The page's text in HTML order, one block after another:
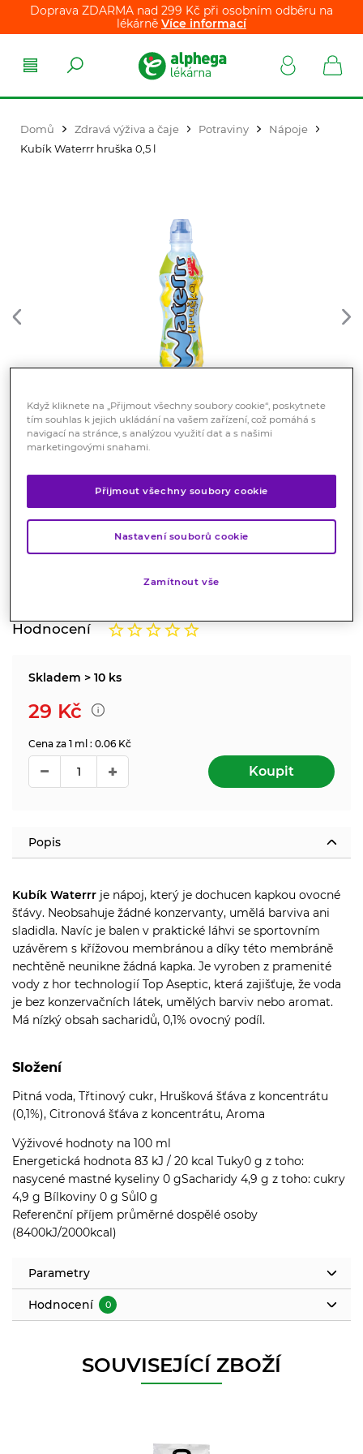
Doprava ZDARMA nad 299 Kč při osobním odběru na
lékárně Více informací
Domů Zdravá výživa a čaje Potraviny
Nápoje
Kubík Waterrr hruška 0,5 l
Kubík Waterrr hruška 0,5 l
Potraviny
Kubík Waterrr je dochucen kapkou ovocné šťávy.
Neobsahuje žádné konzervanty, umělá barviva ani
Hodnocení
Skladem > 10 ks
29 Kč
Cena za 1 ml : 0.06 Kč
Koupit
Popis
Kubík Waterrr je nápoj, který je dochucen kapkou ovocné
šťávy. Neobsahuje žádné konzervanty, umělá barviva ani
sladidla. Navíc je balen v praktické láhvi se sportovním
uzávěrem s křížovou membránou a díky této membráně
nechtěně neunikne žádná kapka. Je vyroben z pramenité
vody z hor technologií Top Aseptic, která zajišťuje, že voda
je bez konzervačních látek, umělých barviv nebo aromat.
Má nízký obsah sacharidů, 0,1% ovocný podíl.
Složení
Pitná voda, Třtinový cukr, Hrušková šťáva z koncentrátu
(0,1%), Citronová šťáva z koncentrátu, Aroma
Výživové hodnoty na 100 ml
Energetická hodnota 83 kJ / 20 kcal Tuky0 g z toho:
nasycené mastné kyseliny 0 gSacharidy 4,9 g z toho: cukry
4,9 g Bílkoviny 0 g Sůl0 g
Referenční příjem průměrné dospělé osoby
(8400kJ/2000kcal)
Parametry
Hodnocení 0
SOUVISEJÍCÍ ZBOŽÍ
Když kliknete na „Přijmout všechny soubory cookie“, poskytnete
tím souhlas k jejich ukládání na vašem zařízení, což pomáhá s
navigací na stránce, s analýzou využití dat a s našimi
marketingovými snahami.
Přijmout všechny soubory cookie
Nastavení souborů cookie
Zamítnout vše